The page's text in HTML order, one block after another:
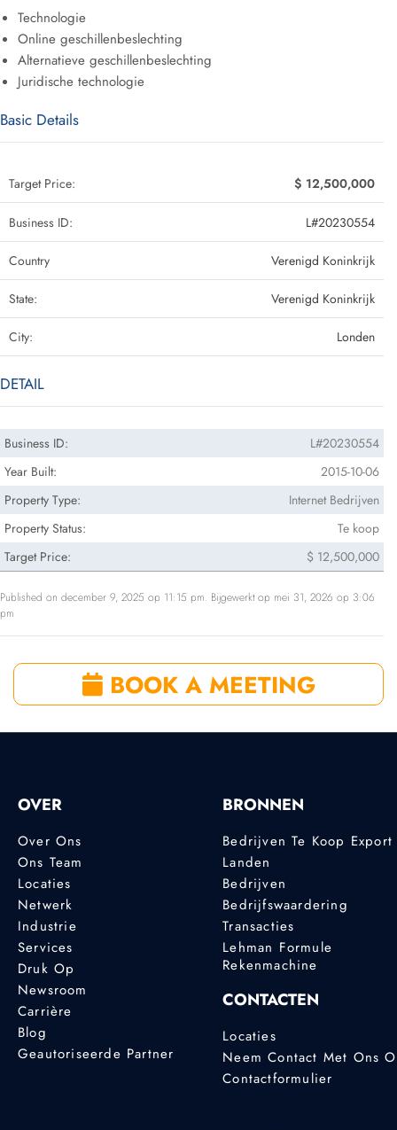
Technologie
Online geschillenbeslechting
Alternatieve geschillenbeslechting
Juridische technologie
Basic Details
Target Price: $ 12,500,000
Business ID: L#20230554
Country Verenigd Koninkrijk
State: Verenigd Koninkrijk
City: Londen
DETAIL
Business ID:
L#20230554
Year Built:
2015-10-06
Property Type:
Internet Bedrijven
Property Status:
Te koop
Target Price:
$ 12,500,000
Published on december 9, 2025 op 11:15 pm. Bijgewerkt op mei 31, 2026 op 3:06
pm
BOOK A MEETING
OVER
Over Ons
Ons Team
Locaties
Netwerk
Industrie
Services
Druk Op
Newsroom
Carrière
Blog
Geautoriseerde Partner
BRONNEN
Bedrijven Te Koop Export
Landen
Bedrijven
Bedrijfswaardering
Transacties
Lehman Formule
Rekenmachine
CONTACTEN
Locaties
Neem Contact Met Ons
Contactformulier